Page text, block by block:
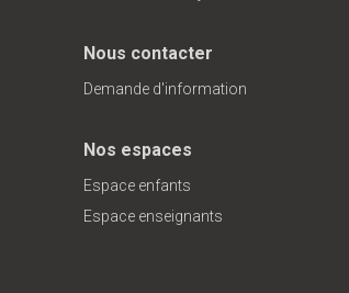
Nous contacter
Demande d'information
Nos espaces
Espace enfants
Espace enseignants